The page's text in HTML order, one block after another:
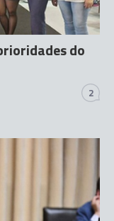
do
2